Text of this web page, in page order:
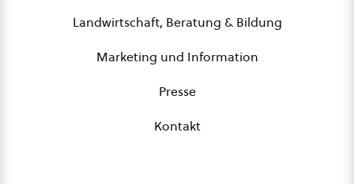
Landwirtschaft, Beratung & Bildung
Marketing und Information
Presse
Kontakt